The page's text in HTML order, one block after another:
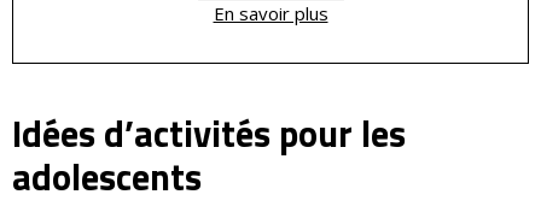
En savoir plus
Idées d’activités pour les
adolescents